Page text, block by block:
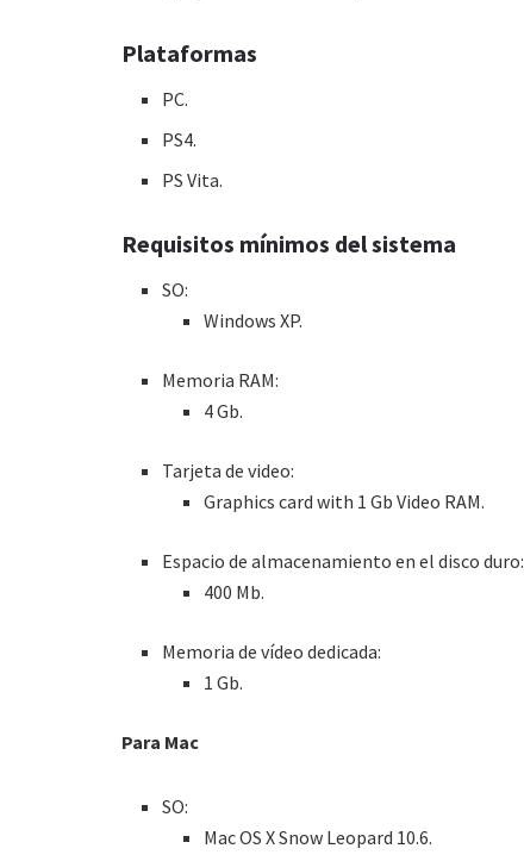
Plataformas
PC.
PS4.
PS Vita.
Requisitos mínimos del sistema
SO:
Windows XP.
Memoria RAM:
4 Gb.
Tarjeta de video:
Graphics card with 1 Gb Video RAM.
Espacio de almacenamiento en el disco duro:
400 Mb.
Memoria de vídeo dedicada:
1 Gb.
Para Mac
SO:
Mac OS X Snow Leopard 10.6.